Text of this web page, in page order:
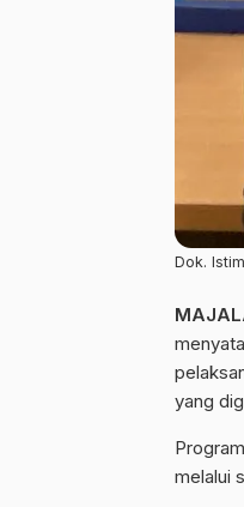
Dok.
yang
melalui